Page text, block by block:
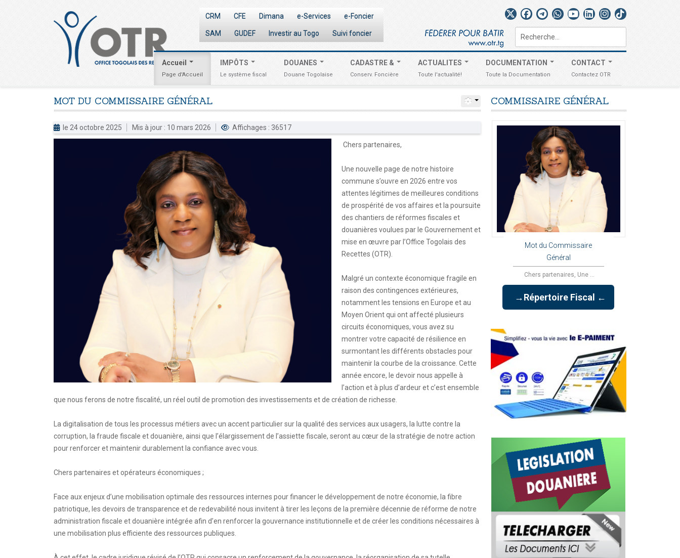
CRM CFE Dimana e-Services e-Foncier
SAM GUDEF Investir au Togo Suivi foncier Rechercher
Accueil
Page d'Accueil
IMPÔTS
Le système fiscal
DOUANES
Douane Togolaise
CADASTRE &
Conserv. Foncière
ACTUALITES
Toute l'actualité!
DOCUMENTATION
Toute la Documentation
CONTACT
Contactez OTR
MOT DU COMMISSAIRE GÉNÉRAL
le 24 octobre 2025 Mis à jour : 10 mars 2026 Affichages : 36517
Chers partenaires,
Une nouvelle page de notre histoire
commune s’ouvre en 2026 entre vos
attentes légitimes de meilleures conditions
de prospérité de vos affaires et la poursuite
des chantiers de réformes fiscales et
douanières voulues par le Gouvernement et
mise en œuvre par l’Office Togolais des
Recettes (OTR).
Malgré un contexte économique fragile en
raison des contingences extérieures,
notamment les tensions en Europe et au
Moyen Orient qui ont affecté plusieurs
circuits économiques, vous avez su
montrer votre capacité de résilience en
surmontant les différents obstacles pour
maintenir la courbe de la croissance. Cette
année encore, le devoir nous appelle à
l’action et à plus d’ardeur et c’est ensemble
que nous ferons de notre fiscalité, un réel outil de promotion des investissements et de création de richesse.
La digitalisation de tous les processus métiers avec un accent particulier sur la qualité des services aux usagers, la lutte contre la
corruption, la fraude fiscale et douanière, ainsi que l’élargissement de l’assiette fiscale, seront au cœur de la stratégie de notre action
pour renforcer et maintenir durablement la confiance avec vous.
Chers partenaires et opérateurs économiques ;
Face aux enjeux d’une mobilisation optimale des ressources internes pour financer le développement de notre économie, la fibre
patriotique, les devoirs de transparence et de redevabilité nous invitent à tirer les leçons de la première décennie de réforme de notre
administration fiscale et douanière intégrée afin d’en renforcer la gouvernance institutionnelle et de créer les conditions nécessaires à
une mobilisation plus efficiente des ressources publiques.
COMMISSAIRE GÉNÉRAL
Mot du Commissaire
Général
Chers partenaires, Une ...
→Répertoire Fiscal ←